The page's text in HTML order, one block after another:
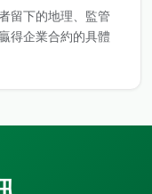
留下的地理、監管
得企業合約的具體